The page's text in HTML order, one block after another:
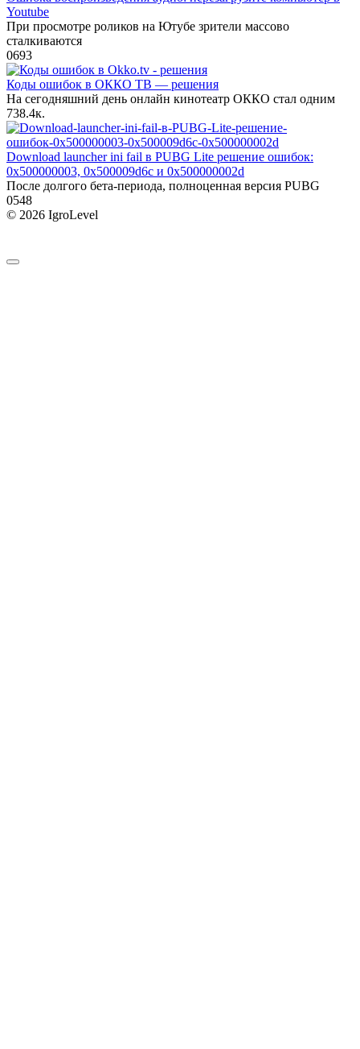
Youtube
При просмотре роликов на Ютубе зрители массово
сталкиваются
0693
Коды ошибок в ОККО ТВ — решения
На сегодняшний день онлайн кинотеатр ОККО стал одним
738.4к.
Download launcher ini fail в PUBG Lite решение ошибок:
0x500000003, 0x500009d6c и 0x500000002d
После долгого бета-периода, полноценная версия PUBG
0548
© 2026 IgroLevel